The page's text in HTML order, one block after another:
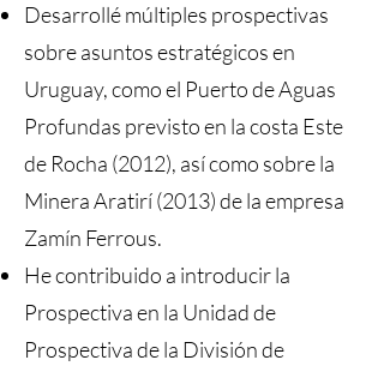
Desarrollé múltiples prospectivas
sobre asuntos estratégicos en
Uruguay, como el Puerto de Aguas
Profundas previsto en la costa Este
de Rocha (2012), así como sobre la
Minera Aratirí (2013) de la empresa
Zamín Ferrous.
He contribuido a introducir la
Prospectiva en la Unidad de
Prospectiva de la División de